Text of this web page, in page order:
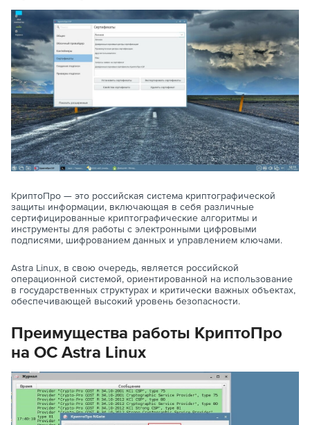
КриптоПро — это российская система криптографической
защиты информации, включающая в себя различные
сертифицированные криптографические алгоритмы и
инструменты для работы с электронными цифровыми
подписями, шифрованием данных и управлением ключами.
Astra Linux, в свою очередь, является российской
операционной системой, ориентированной на использование
в государственных структурах и критически важных объектах,
обеспечивающей высокий уровень безопасности.
Преимущества работы КриптоПро
на ОС Astra Linux